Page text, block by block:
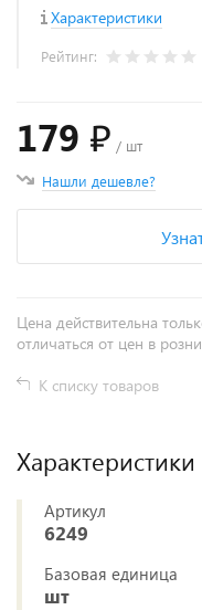
Характеристики
Рейтинг:
179 ₽ / шт
Нашли дешевле?
Цена действительна
отличаться от цен в
К списку товаров
Характеристики
Артикул
6249
Базовая единица
шт